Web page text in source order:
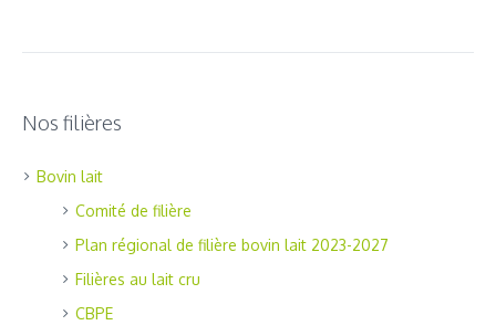
Nos filières
Bovin lait
Comité de filière
Plan régional de filière bovin lait 2023-2027
Filières au lait cru
CBPE